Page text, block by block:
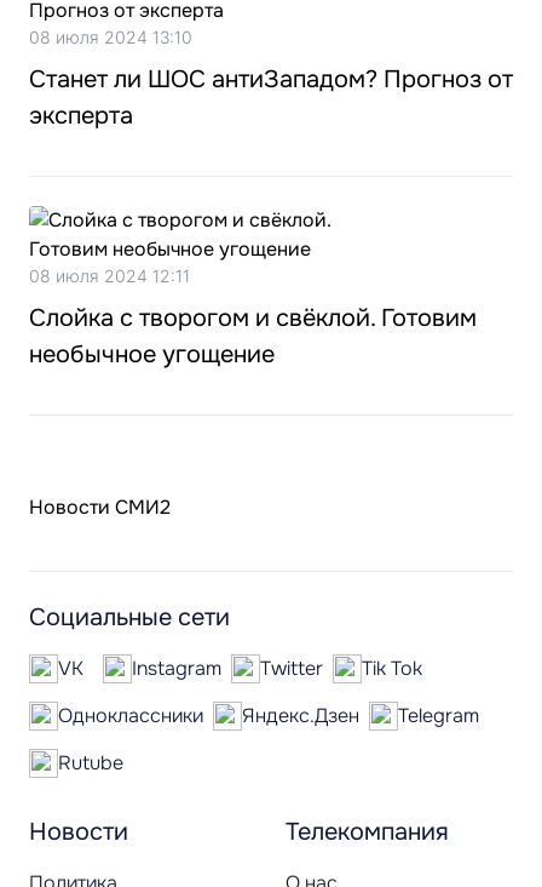
08 июля 2024 13:10
Станет ли ШОС антиЗападом? Прогноз от
эксперта
08 июля 2024 12:11
Слойка с творогом и свёклой. Готовим
необычное угощение
Новости СМИ2
Новости Телекомпания
Социальные сети
VK Instagram Twitter
Tik Tok
Одноклассники
Яндекс.Дзен
Telegram
Rutube